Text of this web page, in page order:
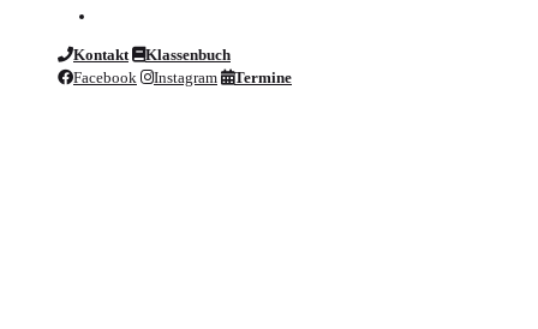
Kontakt
Klassenbuch
Facebook
Instagram Termine